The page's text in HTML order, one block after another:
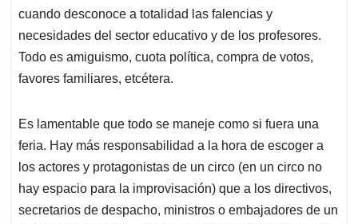
cuando desconoce a totalidad las falencias y
necesidades del sector educativo y de los profesores.
Todo es amiguismo, cuota política, compra de votos,
favores familiares, etcétera.
Es lamentable que todo se maneje como si fuera una
feria. Hay más responsabilidad a la hora de escoger a
los actores y protagonistas de un circo (en un circo no
hay espacio para la improvisación) que a los directivos,
secretarios de despacho, ministros o embajadores de un